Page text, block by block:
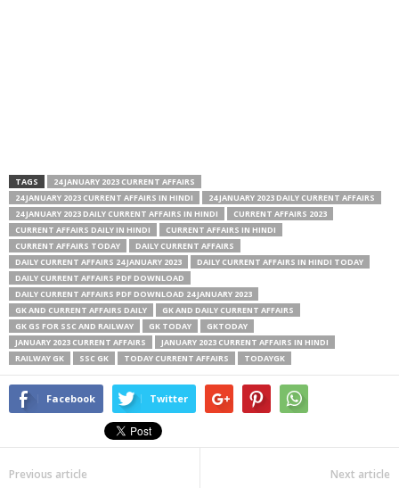
TAGS
24 JANUARY 2023 CURRENT AFFAIRS
24 JANUARY 2023 CURRENT AFFAIRS IN HINDI
24 JANUARY 2023 DAILY CURRENT AFFAIRS
24 JANUARY 2023 DAILY CURRENT AFFAIRS IN HINDI
CURRENT AFFAIRS 2023
CURRENT AFFAIRS DAILY IN HINDI
CURRENT AFFAIRS IN HINDI
CURRENT AFFAIRS TODAY
DAILY CURRENT AFFAIRS
DAILY CURRENT AFFAIRS 24 JANUARY 2023
DAILY CURRENT AFFAIRS IN HINDI TODAY
DAILY CURRENT AFFAIRS PDF DOWNLOAD
DAILY CURRENT AFFAIRS PDF DOWNLOAD 24 JANUARY 2023
GK AND CURRENT AFFAIRS DAILY
GK AND DAILY CURRENT AFFAIRS
GK GS FOR SSC AND RAILWAY
GK TODAY
GKTODAY
JANUARY 2023 CURRENT AFFAIRS
JANUARY 2023 CURRENT AFFAIRS IN HINDI
RAILWAY GK
SSC GK TODAY CURRENT AFFAIRS TODAYGK
Facebook Twitter
Previous article Next article